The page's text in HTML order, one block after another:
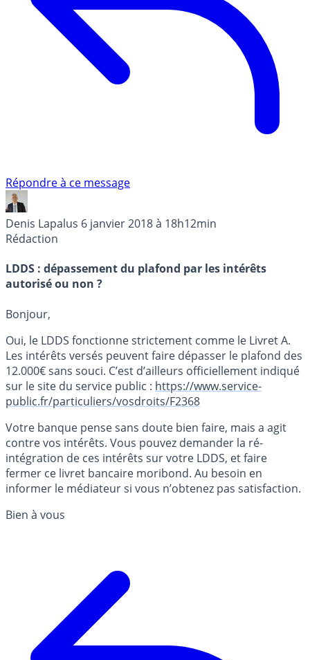
Répondre à ce message
Denis Lapalus 6 janvier 2018 à 18h12min
Rédaction
LDDS : dépassement du plafond par les intérêts
autorisé ou non ?
Bonjour,
Oui, le LDDS fonctionne strictement comme le Livret A.
Les intérêts versés peuvent faire dépasser le plafond des
12.000€ sans souci. C’est d’ailleurs officiellement indiqué
sur le site du service public : https://www.service-
public.fr/particuliers/vosdroits/F2368
Votre banque pense sans doute bien faire, mais a agit
contre vos intérêts. Vous pouvez demander la ré-
intégration de ces intérêts sur votre LDDS, et faire
fermer ce livret bancaire moribond. Au besoin en
informer le médiateur si vous n’obtenez pas satisfaction.
Bien à vous